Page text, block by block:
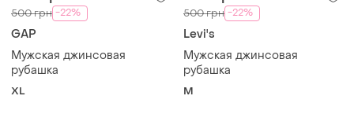
500 грн -22%
GAP
Мужская джинсовая
рубашка
XL
500 грн -22%
Levi's
Мужская джинсовая
рубашка
M